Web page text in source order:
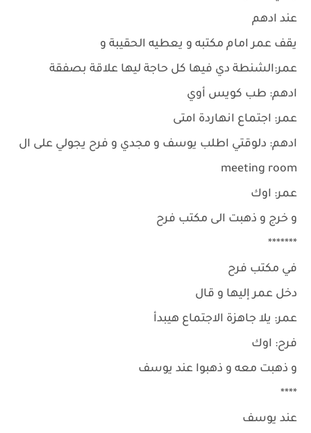
عند ادهم
يقف عمر امام مكتبه و يعطيه الحقيبة و
عمر:الشنطة دي فيها كل حاجة ليها علاقة بصفقة
ادهم: طب كويس أوي
عمر: اجتماع انهاردة امتى
ادهم: دلوقتي اطلب يوسف و مجدي و فرح يجولي على ال
meeting room
عمر: اوك
و خرج و ذهبت الى مكتب فرح
*******
في مكتب فرح
دخل عمر إليها و قال
عمر: يلا جاهزة الاجتماع هيبدأ
فرح: اوك
و ذهبت معه و ذهبوا عند يوسف
****
عند يوسف